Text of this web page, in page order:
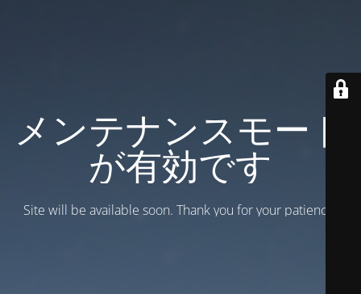
メンテナンスモード
が有効です
Site will be available soon. Thank you for your patience!